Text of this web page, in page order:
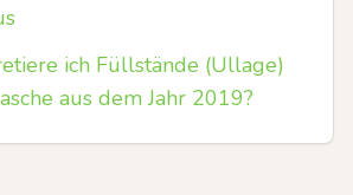
ich Füllstände (Ullage)
aus dem Jahr 2019?